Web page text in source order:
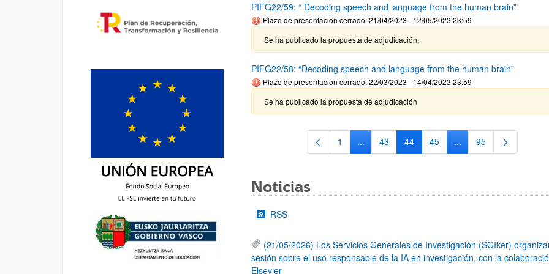
PIFG22/59: “ Decoding speech and language from the human brain”
Plazo de presentación cerrado: 21/04/2023 - 12/05/2023 23:59
Se ha publicado la propuesta de adjudicación.
PIFG22/58: “Decoding speech and language from the human brain”
Plazo de presentación cerrado: 22/03/2023 - 14/04/2023 23:59
Se ha publicado la propuesta de adjudicación
Página
1 ...Páginas intermedias Use TAB para desplazarse.
Página
43 Página
44 Página
45 ...Páginas intermedias
Página
95
Noticias
RSS
(21/05/2026) Los Servicios Generales de Investigación (SGIker)
sesión sobre el uso responsable de la IA en investigación, con la
Elsevier